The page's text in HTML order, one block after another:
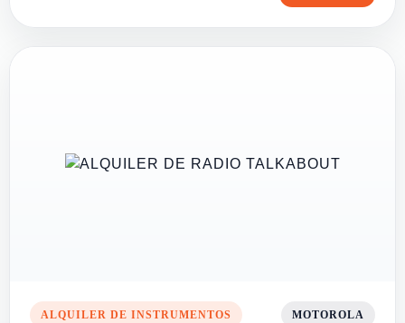
ALQUILER DE INSTRUMENTOS MOTOROLA